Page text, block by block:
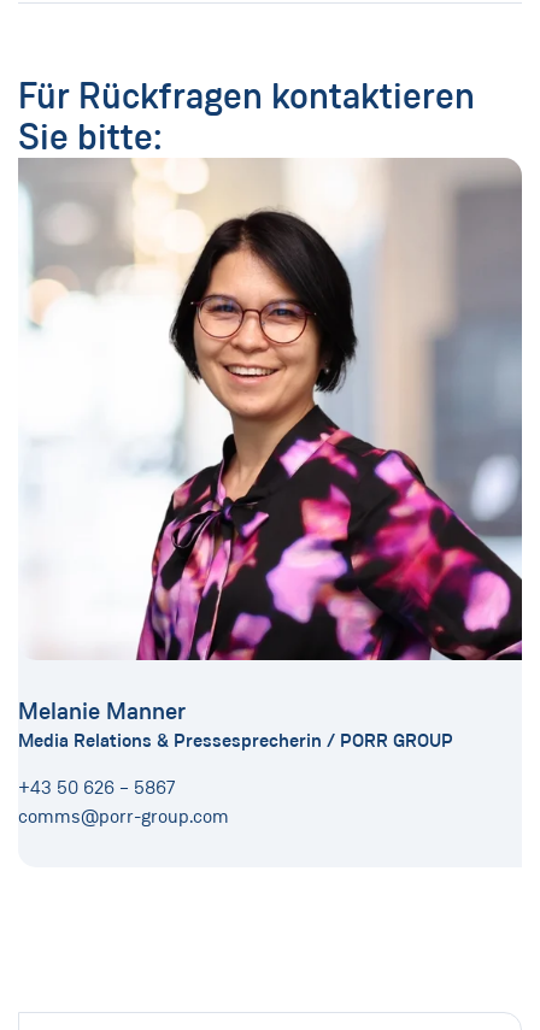
Für Rückfragen kontaktieren
Sie bitte:
Melanie Manner
Media Relations & Pressesprecherin / PORR GROUP
+43 50 626 – 5867
comms@porr-group.com